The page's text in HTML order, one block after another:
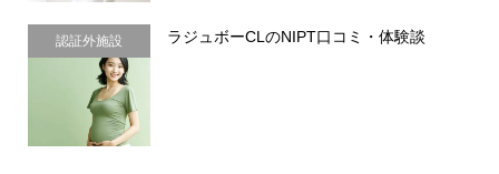
認証外施設 ラジュボーCLのNIPT口コミ・体験談